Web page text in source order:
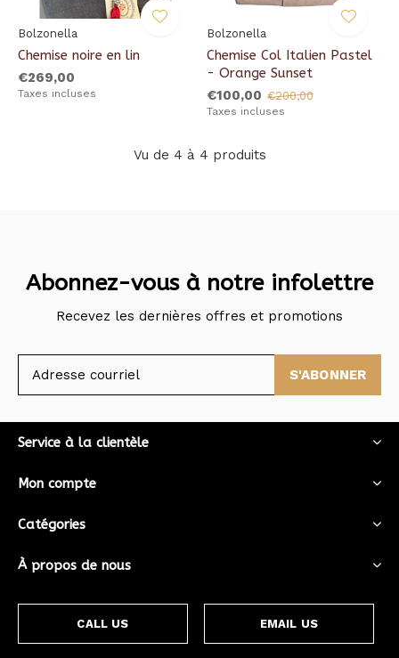
Bolzonella
Chemise noire en lin
€269,00
Taxes incluses
Bolzonella
Chemise Col Italien Pastel
- Orange Sunset
€100,00 €200,00
Taxes incluses
Vu de 4 à 4 produits
Abonnez-vous à notre infolettre
Recevez les dernières offres et promotions
S'ABONNER
Service à la clientèle
Mon compte
Catégories
À propos de nous
CALL US EMAIL US